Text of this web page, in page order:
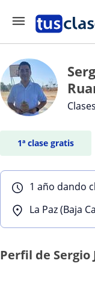
1ª clase gratis
1 año dando
La Paz (Baja
Perfil de Sergio